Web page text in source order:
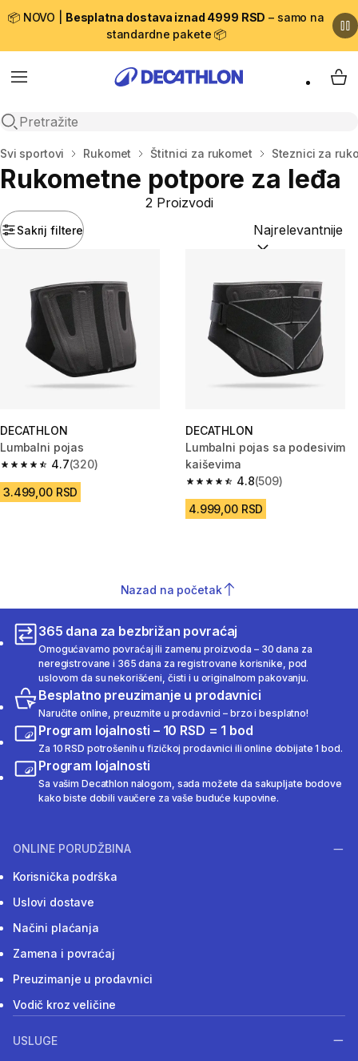
📦 NOVO | Besplatna dostava iznad 4999 RSD – samo na
standardne pakete 📦
Menu
Open search
My
Početna stranica
Svi sportovi Rukomet Štitnici za rukomet Steznici za
Rukometne potpore za leđa
Sakrij filtere
2 Proizvodi
Sortiraj po:
DECATHLON
Lumbalni pojas
4.7
4.7 od 5 zvezdica from 320 Recenzije
(320)
3.499,00 RSD
DECATHLON
Lumbalni pojas sa podesivim
kaiševima
4.8
4.8 od 5 zvezdica from 509
(509)
4.999,00 RSD
Nazad na početak
365 dana za bezbrižan povraćaj
Omogućavamo povraćaj ili zamenu proizvoda – 30 dana za
neregistrovane i 365 dana za registrovane korisnike, pod
uslovom da su nekorišćeni, čisti i u originalnom pakovanju.
Besplatno preuzimanje u prodavnici
Naručite online, preuzmite u prodavnici – brzo i besplatno!
Program lojalnosti – 10 RSD = 1 bod
Za 10 RSD potrošenih u fizičkoj prodavnici ili online dobijate 1 bod.
Program lojalnosti
Sa vašim Decathlon nalogom, sada možete da sakupljate bodove
kako biste dobili vaučere za vaše buduće kupovine.
ONLINE PORUDŽBINA
Korisnička podrška
Uslovi dostave
Načini plaćanja
Zamena i povraćaj
Preuzimanje u prodavnici
Vodič kroz veličine
USLUGE